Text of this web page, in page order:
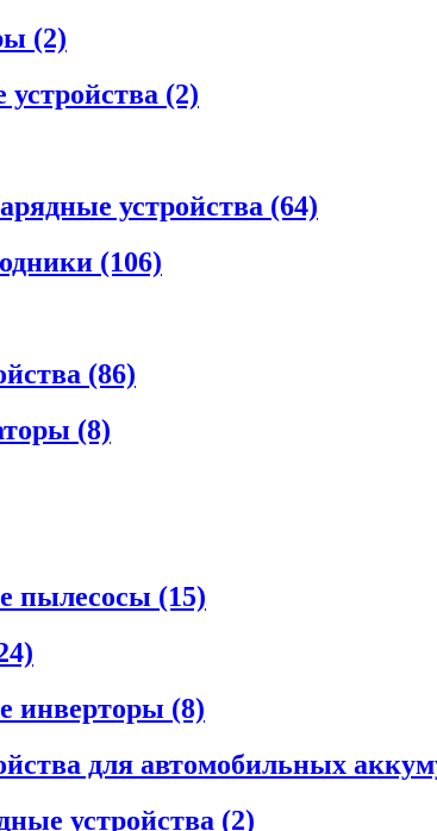
(2)
(2)
устройства (64)
(106)
(86)
(8)
пылесосы (15)
инверторы (8)
для автомобильных
устройства (2)